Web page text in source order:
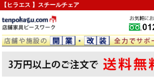
【ヒラエス 】スチールチェア